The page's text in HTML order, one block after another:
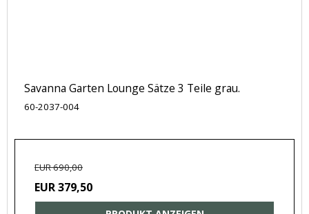
Savanna Garten Lounge Sätze 3 Teile grau.
60-2037-004
EUR 690,00
EUR 379,50